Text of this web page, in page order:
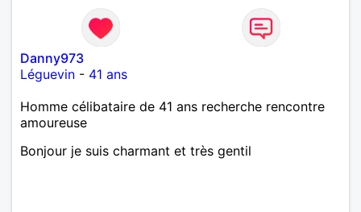
homme facile à vivre. À vous si vous le souhaitez,
d’apprendre à me connaître davantage. J’en serai
ravi….A très bientôt je l’espère.
Danny973
Léguevin - 41 ans
Homme célibataire de 41 ans recherche rencontre
amoureuse
Bonjour je suis charmant et très gentil